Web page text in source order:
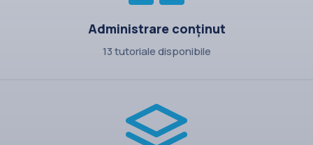
Administrare conținut
13 tutoriale disponibile